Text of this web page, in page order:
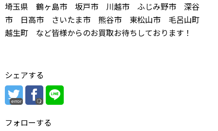
埼玉県 鶴ヶ島市 坂戸市 川越市 ふじみ野市 深谷
市 日高市 さいたま市 熊谷市 東松山市 毛呂山町
越生町 など皆様からのお買取お待ちしております！
シェアする
error
フォローする